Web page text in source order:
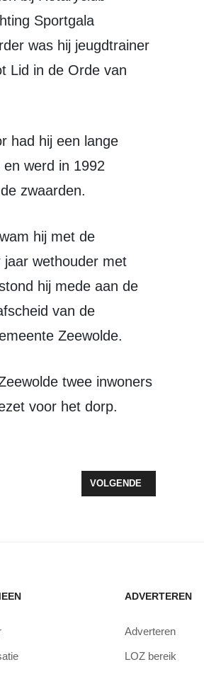
Sportgala
was hij jeugdtrainer
Lid in de Orde van
werd in 1992
zwaarden.
jaar wethouder met
hij mede aan de
van de
Zeewolde.
voor het dorp.
VOLGENDE ARTIKEL:
VOLGENDE
ADVERTEREN
Adverteren
LOZ bereik